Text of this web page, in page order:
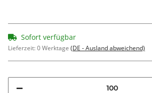
Sofort verfügbar
Lieferzeit:0 Werktage (DE - Ausland abweichend)